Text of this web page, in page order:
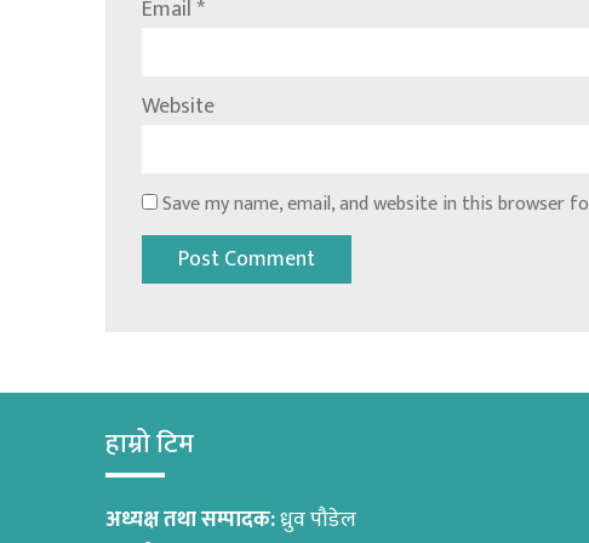
Email*
Website
Save my name, email, and website in this browser
हाम्रो टिम
अध्यक्ष तथा सम्पादक:ध्रुव पौडेल